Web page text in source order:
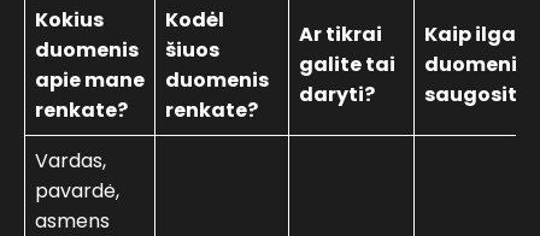
Kokius
duomenis
apie mane
renkate?
Kodėl
šiuos
duomenis
renkate?
Ar tikrai
galite tai
daryti?
Kaip ilgai
duomenis
saugosite?
Vardas,
pavardė,
asmens